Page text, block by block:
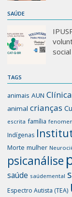
SAÚDE
TAGS
animais AUN Clínica
animal crianças
escrita família
Indígenas
Morte mulher
psicanálise
saúde saúdemental
Espectro Autista (TEA)